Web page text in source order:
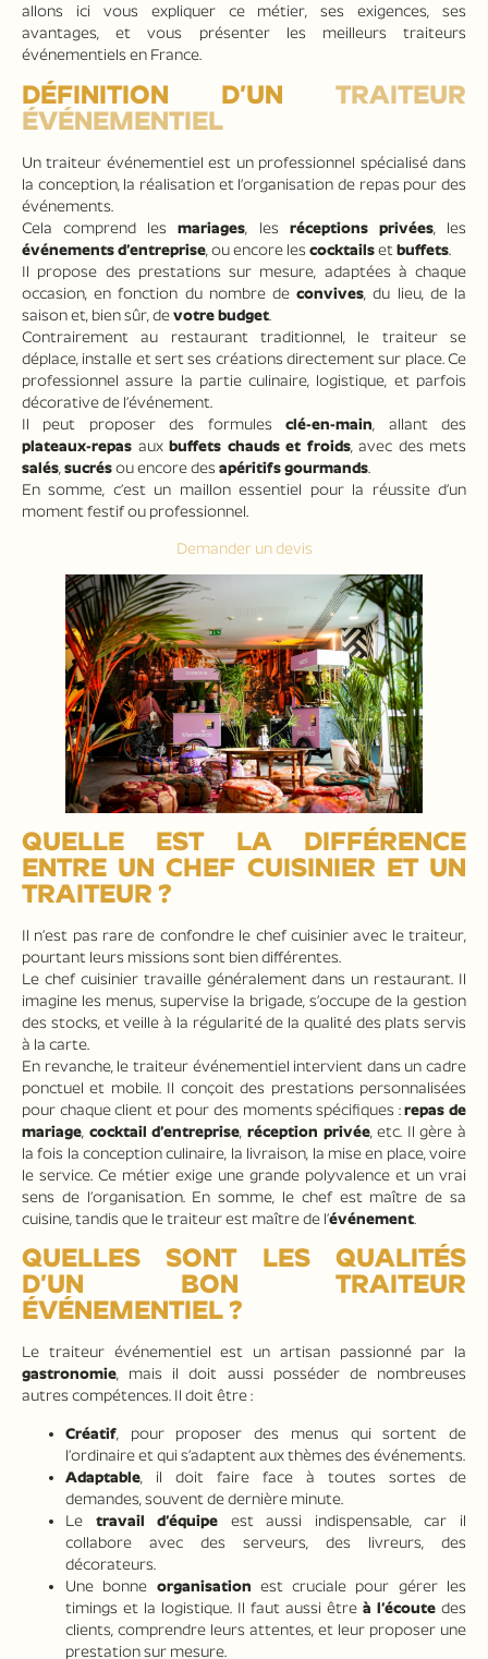
allons ici vous expliquer ce métier, ses exigences, ses
avantages, et vous présenter les meilleurs traiteurs
événementiels en France.
DÉFINITION D’UN TRAITEUR
ÉVÉNEMENTIEL
Un traiteur événementiel est un professionnel spécialisé dans
la conception, la réalisation et l’organisation de repas pour des
événements.
Cela comprend lesmariages, les réceptions privées, les
événements d’entreprise, ou encore les cocktailset buffets
Il propose des prestations sur mesure, adaptées à chaque
occasion, en fonction du nombre deconvives, du lieu, de la
saison et, bien sûr, devotre budget
Contrairement au restaurant traditionnel, le traiteur se
déplace, installe et sert ses créations directement sur place. Ce
professionnel assure la partie culinaire, logistique, et parfois
décorative de l’événement.
Il peut proposer des formulesclé-en-main, allant des
plateaux-repas aux buffets chauds et froids, avec des mets
salés,sucrésou encore des apéritifs gourmands
En somme, c’est un maillon essentiel pour la réussite d’un
moment festif ou professionnel.
Demander un devis
QUELLE EST LA DIFFÉRENCE
ENTRE UN CHEF CUISINIER ET UN
TRAITEUR ?
Il n’est pas rare de confondre le chef cuisinier avec le traiteur,
pourtant leurs missions sont bien différentes.
Le chef cuisinier travaille généralement dans un restaurant. Il
imagine les menus, supervise la brigade, s’occupe de la gestion
des stocks, et veille à la régularité de la qualité des plats servis
à la carte.
En revanche, le traiteur événementiel intervient dans un cadre
ponctuel et mobile. Il conçoit des prestations personnalisées
pour chaque client et pour des moments spécifiques :repas de
mariage, cocktail d’entreprise, réception privée, etc. Il gère à
la fois la conception culinaire, la livraison, la mise en place, voire
le service. Ce métier exige une grande polyvalence et un vrai
sens de l’organisation. En somme, le chef est maître de sa
cuisine, tandis que le traiteur est maître de l’événement
QUELLES SONT LES QUALITÉS
D’UN BON TRAITEUR
ÉVÉNEMENTIEL ?
Le traiteur événementiel est un artisan passionné par la
gastronomie, mais il doit aussi posséder de nombreuses
autres compétences. Il doit être :
Créatif, pour proposer des menus qui sortent de
l’ordinaire et qui s’adaptent aux thèmes des événements.
Adaptable, il doit faire face à toutes sortes de
demandes, souvent de dernière minute.
Le travail d’équipe est aussi indispensable, car il
collabore avec des serveurs, des livreurs, des
décorateurs.
Une bonne organisation est cruciale pour gérer les
timings et la logistique. Il faut aussi être à l’écoute des
clients, comprendre leurs attentes, et leur proposer une
prestation sur mesure.